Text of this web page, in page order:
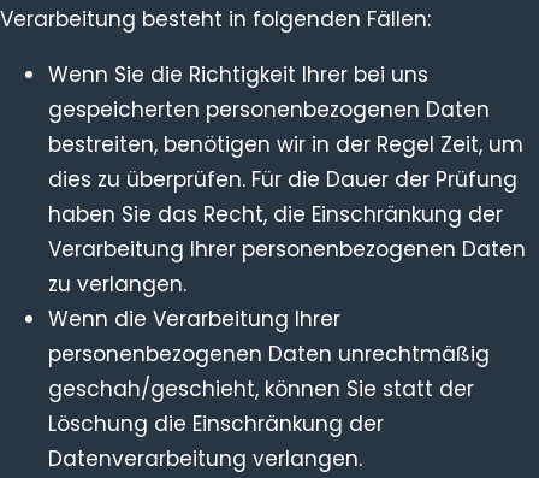
Verarbeitung besteht in folgenden Fällen:
Wenn Sie die Richtigkeit Ihrer bei uns
gespeicherten personenbezogenen Daten
bestreiten, benötigen wir in der Regel Zeit, um
dies zu überprüfen. Für die Dauer der Prüfung
haben Sie das Recht, die Einschränkung der
Verarbeitung Ihrer personenbezogenen Daten
zu verlangen.
Wenn die Verarbeitung Ihrer
personenbezogenen Daten unrechtmäßig
geschah/geschieht, können Sie statt der
Löschung die Einschränkung der
Datenverarbeitung verlangen.